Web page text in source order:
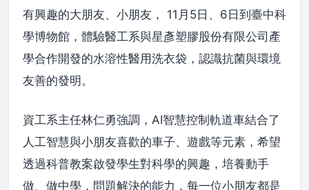
有興趣的大朋友、小朋友， 11月5日、6日到臺中科
學博物館，體驗醫工系與星彥塑膠股份有限公司產
學合作開發的水溶性醫用洗衣袋，認識抗菌與環境
友善的發明。
資工系主任林仁勇強調，AI智慧控制軌道車結合了
人工智慧與小朋友喜歡的車子、遊戲等元素，希望
透過科普教案啟發學生對科學的興趣，培養動手
做、做中學，問題解決的能力，每一位小朋友都是